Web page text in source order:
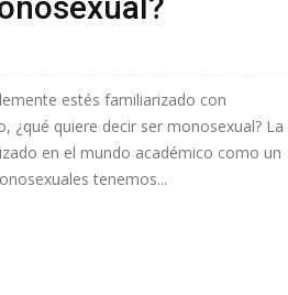
estés familiarizado con
¿qué quiere decir ser monosexual? La
en el mundo académico como un
tenemos...